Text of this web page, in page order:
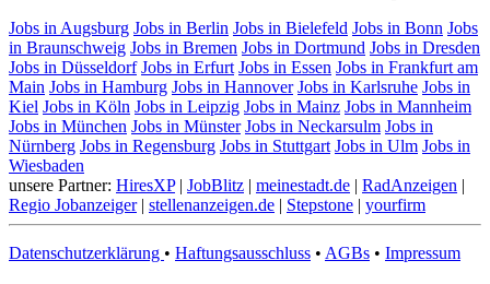
Jobs in Augsburg Jobs in Berlin Jobs in Bielefeld Jobs in Bonn Jobs
in Braunschweig Jobs in Bremen Jobs in Dortmund Jobs in Dresden
Jobs in Düsseldorf Jobs in Erfurt Jobs in Essen Jobs in Frankfurt am
Main Jobs in Hamburg Jobs in Hannover Jobs in Karlsruhe Jobs in
Kiel Jobs in Köln Jobs in Leipzig Jobs in Mainz Jobs in Mannheim
Jobs in München Jobs in Münster Jobs in Neckarsulm Jobs in
Nürnberg Jobs in Regensburg Jobs in Stuttgart Jobs in Ulm Jobs in
Wiesbaden
unsere Partner: HiresXP| JobBlitz | meinestadt.de | RadAnzeigen |
Regio Jobanzeiger| stellenanzeigen.de | Stepstone | yourfirm
Datenschutzerklärung • Haftungsausschluss • AGBs • Impressum